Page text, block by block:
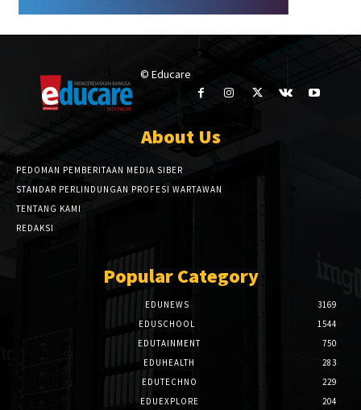
© Educare
About Us
PEDOMAN PEMBERITAAN MEDIA SIBER
STANDAR PERLINDUNGAN PROFESI WARTAWAN
TENTANG KAMI
REDAKSI
Popular Category
EDUNEWS
3169
EDUSCHOOL
1544
EDUTAINMENT
750
EDUHEALTH
283
EDUTECHNO
229
EDUEXPLORE
204